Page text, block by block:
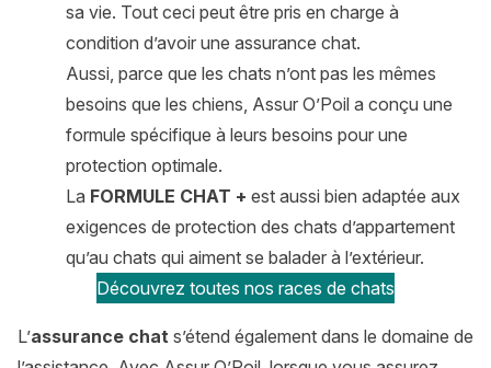
sa vie. Tout ceci peut être pris en charge à
condition d’avoir une assurance chat.
Aussi, parce que les chats n’ont pas les mêmes
besoins que les chiens, Assur O’Poil a conçu une
formule spécifique à leurs besoins pour une
protection optimale.
La FORMULE CHAT + est aussi bien adaptée aux
exigences de protection des chats d’appartement
qu’au chats qui aiment se balader à l’extérieur.
Découvrez toutes nos races de chats
L’assurance chat s’étend également dans le domaine de